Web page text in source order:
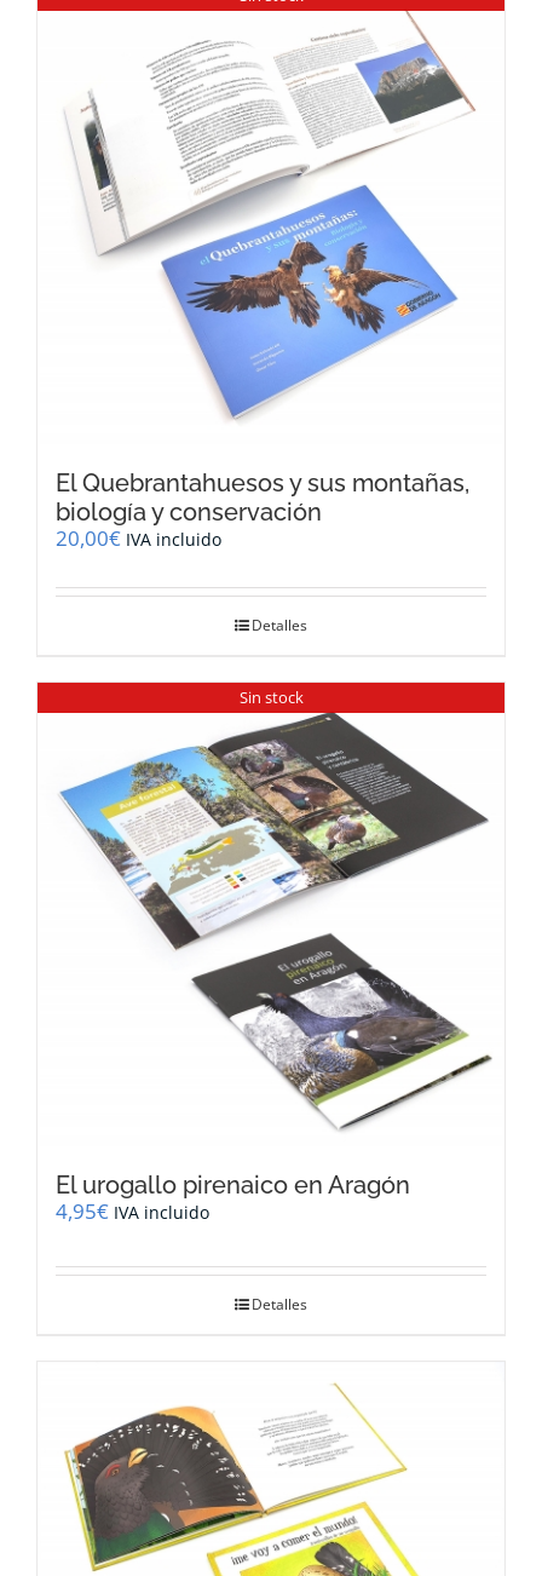
El Quebrantahuesos y sus montañas,
biología y conservación
20,00€ IVA incluido
Detalles
Sin stock
El urogallo pirenaico en Aragón
4,95€ IVA incluido
Detalles